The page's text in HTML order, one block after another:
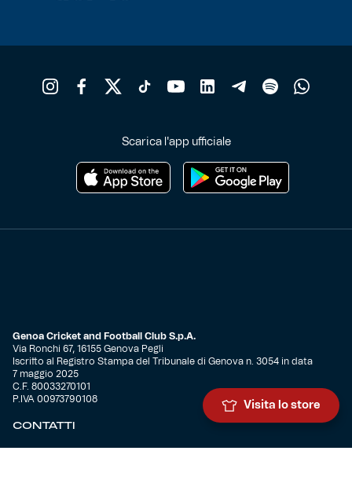
Scarica l'app ufficiale
Genoa Cricket and Football Club S.p.A.
Via Ronchi 67, 16155 Genova Pegli
Iscritto al Registro Stampa del Tribunale di Genova n. 3054 in data
7 maggio 2025
C.F. 80033270101
P.IVA 00973790108
CONTATTI
Visita lo store